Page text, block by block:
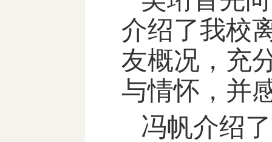
介绍了我校
友概况，充
与情怀，并
冯帆介绍